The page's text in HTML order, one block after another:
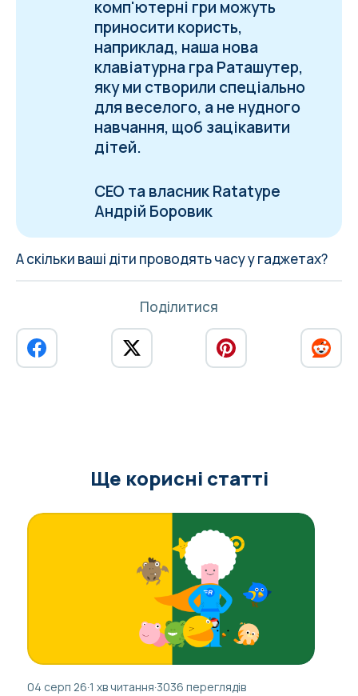
комп'ютерні гри можуть
приносити користь,
наприклад, наша нова
клавіатурна граРаташутер,
яку ми створили спеціально
для веселого, а не нудного
навчання, щоб зацікавити
дітей.
СЕО та власник Ratatype
Андрій Боровик
А скільки ваші діти проводять часу у гаджетах?
Поділитися
Ще корисні статті
04 серп 26·1 хв читання·3036 переглядів